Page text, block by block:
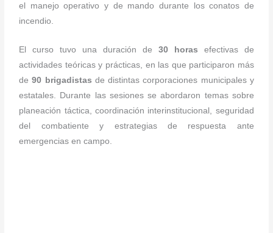
el manejo operativo y de mando durante los conatos de
incendio.
El curso tuvo una duración de 30 horas efectivas de
actividades teóricas y prácticas, en las que participaron más
de90 brigadistas de distintas corporaciones municipales y
estatales. Durante las sesiones se abordaron temas sobre
planeación táctica, coordinación interinstitucional, seguridad
del combatiente y estrategias de respuesta ante
emergencias en campo.